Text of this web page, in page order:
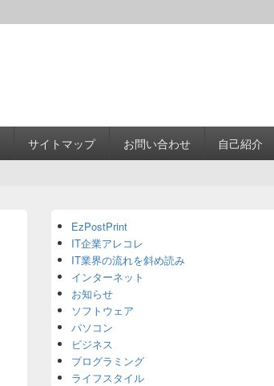
サイトマップ お問い合わせ 自己紹介
Sidebar
Widget
Area
EzPostPrint
IT企業アレコレ
IT業界の流れを斜め読み
インターネット
お知らせ
ソフトウェア
パソコン
ビジネス
プログラミング
ライフスタイル